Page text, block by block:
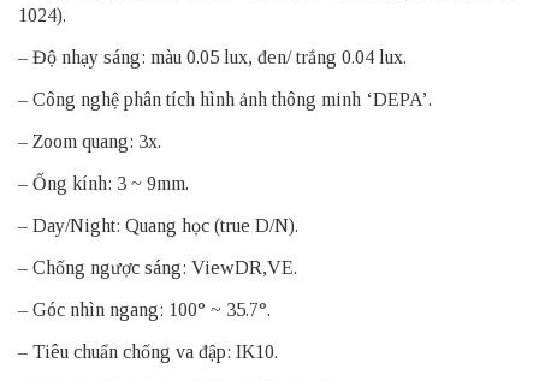
1024).
– Độ nhạy sáng: màu 0.05 lux, đen/ trắng 0.04 lux.
– Công nghệ phân tích hình ảnh thông minh ‘DEPA’.
– Zoom quang: 3x.
– Ống kính: 3 ~ 9mm.
– Day/Night: Quang học (true D/N).
– Chống ngược sáng: ViewDR,VE.
– Góc nhìn ngang: 100° ~ 35.7°.
– Tiêu chuẩn chống va đập: IK10.